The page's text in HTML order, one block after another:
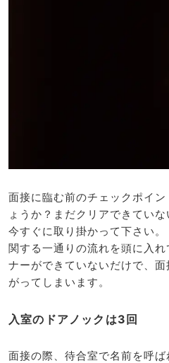
面接に臨む前のチェックポイ
ょうか？まだクリアできていな
今すぐに取り掛かって下さい
関する一通りの流れを頭に入
ナーができていないだけで、
がってしまいます。
入室のドアノックは3回
面接の際、待合室で名前を呼